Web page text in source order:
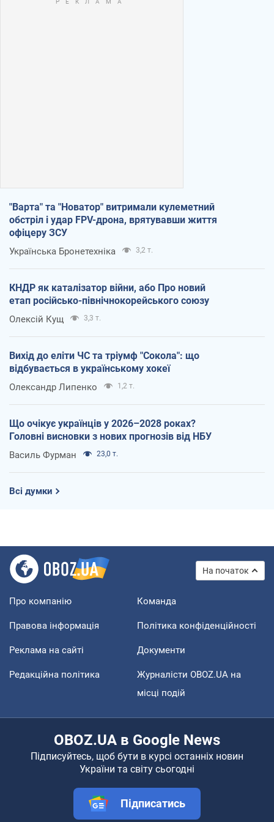
"Варта" та "Новатор" витримали кулеметний
обстріл і удар FPV-дрона, врятувавши життя
офіцеру ЗСУ
Українська Бронетехніка 3,2 т.
КНДР як каталізатор війни, або Про новий
етап російсько-північнокорейського союзу
Олексій Кущ 3,3 т.
Вихід до еліти ЧС та тріумф "Сокола": що
відбувається в українському хокеї
Олександр Липенко 1,2 т.
Що очікує українців у 2026–2028 роках?
Головні висновки з нових прогнозів від НБУ
Василь Фурман 23,0 т.
Всі думки
На початок
Про компанію Команда
Правова інформація Політика конфіденційності
Реклама на сайті Документи
Редакційна політика
Журналісти OBOZ.UA на
місці подій
OBOZ.UA в Google News
Підписуйтесь, щоб бути в курсі останніх новин
України та світу сьогодні
Підписатись